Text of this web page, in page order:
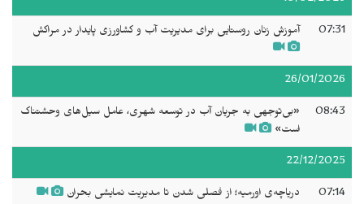
07:31 آموزش زنان روستایی برای مدیریت آب و کشاورزی پایدار در مراکش
26/01/2026
08:43
«بی‌توجهی به جریان آب در توسعه شهری، عامل سیل‌های وحشتناک
است»
22/12/2025
07:14 دریاچه‌ی اورمیه؛ از فصلی شدن تا مدیریت نمایشی بحران